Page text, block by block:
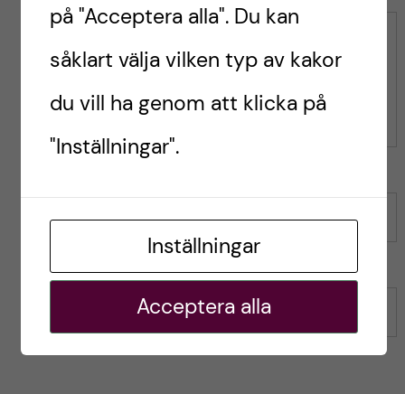
l
ä
g
t
n
ä
g
t
Namn
på "Acceptera alla". Du kan
såklart välja vilken typ av kakor
du vill ha genom att klicka på
"Inställningar".
Inställningar
Acceptera alla